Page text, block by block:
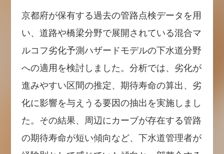
京都府が保有する過去の管路点検データを用
い、道路や橋梁分野で展開されている混合マ
ルコフ劣化予測ハザードモデルの下水道分野
への適用を検討しました。分析では、劣化が
進みやすい区間の推定、期待寿命の算出、劣
化に影響を与えうる要因の抽出を実施しまし
た。その結果、周辺にカーブが存在する管路
の期待寿命が短い傾向など、下水道管理者が